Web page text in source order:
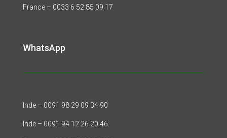
France – 0033 6 52 85 09 17
WhatsApp
Inde – 0091 98 29 09 34 90
Inde – 0091 94 12 26 20 46